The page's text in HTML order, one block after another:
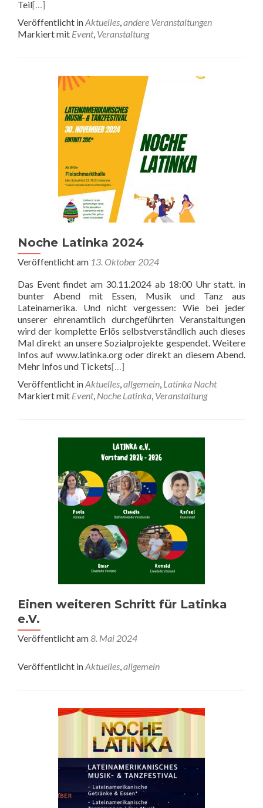
Teil[…]
Veröffentlicht inAktuelles,andere Veranstaltungen
Markiert mit Event, Veranstaltung
Noche Latinka 2024
Veröffentlicht am 13. Oktober 2024
Das Event findet am 30.11.2024 ab 18:00 Uhr statt. in
bunter Abend mit Essen, Musik und Tanz aus
Lateinamerika. Und nicht vergessen: Wie bei jeder
unserer ehrenamtlich durchgeführten Veranstaltungen
wird der komplette Erlös selbstverständlich auch dieses
Mal direkt an unsere Sozialprojekte gespendet. Weitere
Infos auf www.latinka.org oder direkt an diesem Abend.
Mehr Infos und Tickets[…]
Veröffentlicht inAktuelles,allgemein, Latinka Nacht
Markiert mit Event, Noche Latinka, Veranstaltung
Einen weiteren Schritt für Latinka
e.V.
Veröffentlicht am8. Mai 2024
Veröffentlicht inAktuelles,allgemein